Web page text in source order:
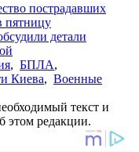
пострадавших
пятницу
детали
, БПЛА,
Киева, Военные
текст и
этом редакции.